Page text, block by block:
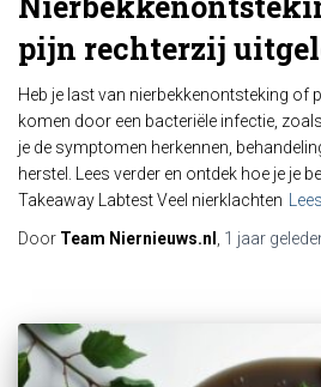
pijn rechterzij
Heb je last van nierbekkenontsteking of
komen door een bacteriële infectie,
je de symptomen herkennen,
herstel. Lees verder en ontdek hoe je je
Takeaway Labtest Veel nierklachten
Door Team Niernieuws.nl 1 jaar